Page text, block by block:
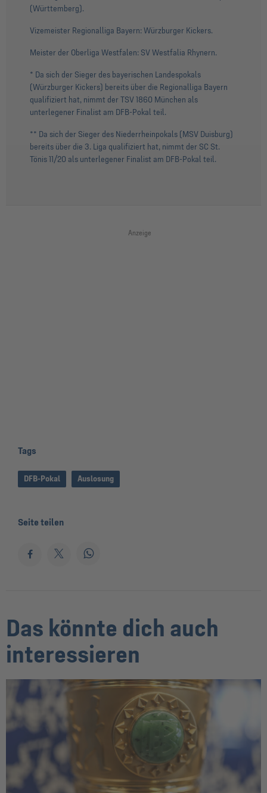
(Württemberg).
Vizemeister Regionalliga Bayern: Würzburger Kickers.
Meister der Oberliga Westfalen: SV Westfalia Rhynern.
* Da sich der Sieger des bayerischen Landespokals
(Würzburger Kickers) bereits über die Regionalliga Bayern
qualifiziert hat, nimmt der TSV 1860 München als
unterlegener Finalist am DFB-Pokal teil.
** Da sich der Sieger des Niederrheinpokals (MSV Duisburg)
bereits über die 3. Liga qualifiziert hat, nimmt der SC St.
Tönis 11/20 als unterlegener Finalist am DFB-Pokal teil.
Anzeige
Tags
DFB-Pokal Auslosung
Seite teilen
Das könnte dich auch
interessieren